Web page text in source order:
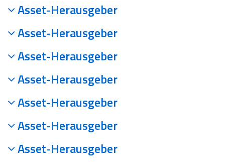
Asset-Herausgeber
Asset-Herausgeber
Asset-Herausgeber
Asset-Herausgeber
Asset-Herausgeber
Asset-Herausgeber
Asset-Herausgeber